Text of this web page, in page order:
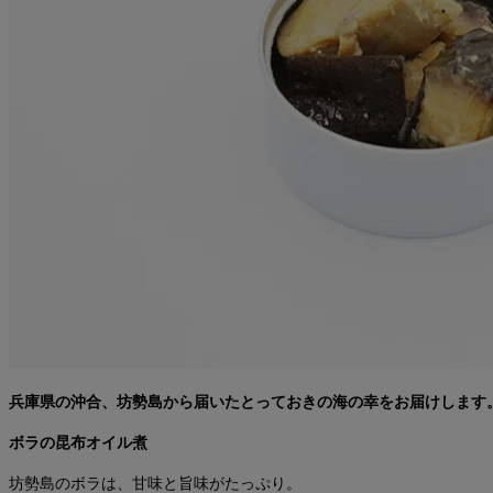
兵庫県の沖合、坊勢島から届いたとっておきの海の幸をお届けします
ボラの昆布オイル煮
坊勢島のボラは、甘味と旨味がたっぷり。